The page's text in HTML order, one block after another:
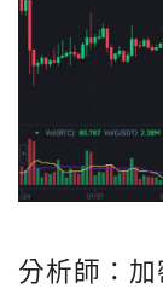
分析師：